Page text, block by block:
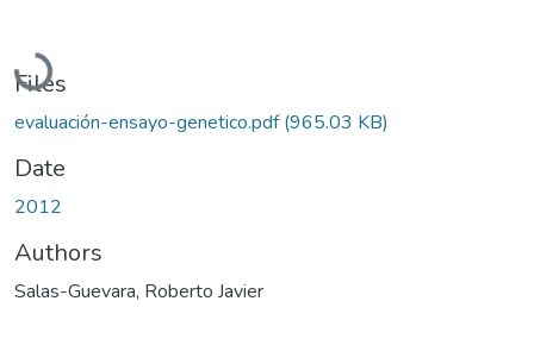
Loading...
Files
evaluación-ensayo-genetico.pdf(965.03 KB)
Date
2012
Authors
Salas-Guevara, Roberto Javier